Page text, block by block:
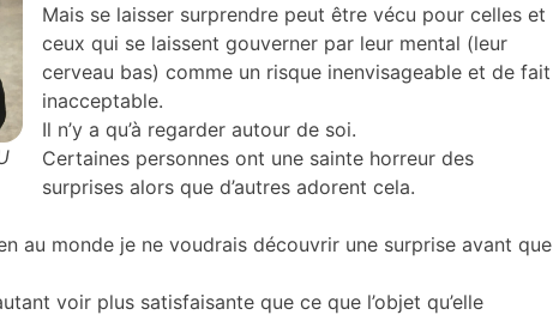
Mais se laisser surprendre peut être vécu pour celles et
ceux qui se laissent gouverner par leur mental (leur
cerveau bas) comme un risque inenvisageable et de fait
inacceptable.
Il n’y a qu’à regarder autour de soi.
Certaines personnes ont une sainte horreur des
surprises alors que d’autres adorent cela.
au monde je ne voudrais découvrir une surprise avant que
voir plus satisfaisante que ce que l’objet qu’elle